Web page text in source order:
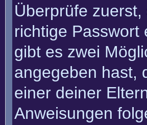
Überprüfe
richtige Passwort
gibt es zwei
angegeben hast,
einer deiner
Anweisungen